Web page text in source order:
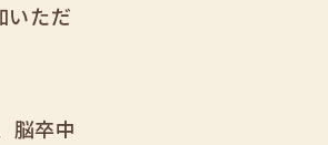
いただ
脳卒中